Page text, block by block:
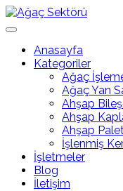
Anasayfa
Kategoriler
Ağaç
Ağaç Yan
Ahşap
Ahşap
Ahşap
İşlenmiş
İşletmeler
Blog
İletişim